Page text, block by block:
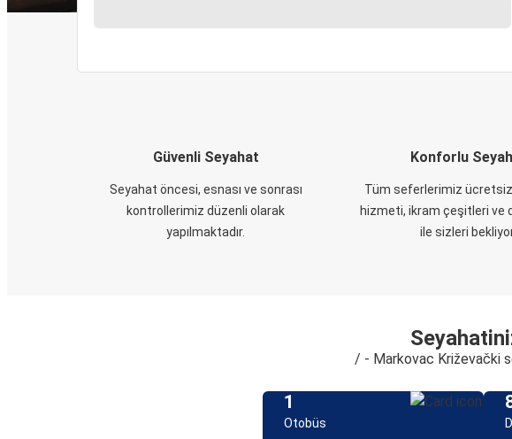
Güvenli Seyahat
Seyahat öncesi, esnası ve sonrası
kontrollerimiz düzenli olarak
yapılmaktadır.
Konforlu
Tüm seferlerimiz
hizmeti, ikram çeşitleri ve
ile sizleri
/ - Markovac Križevački
1
Otobüs